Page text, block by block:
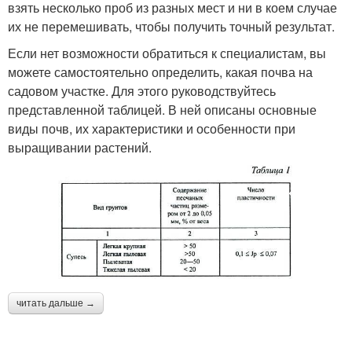
взять несколько проб из разных мест и ни в коем случае
их не перемешивать, чтобы получить точный результат.
Если нет возможности обратиться к специалистам, вы
можете самостоятельно определить, какая почва на
садовом участке. Для этого руководствуйтесь
представленной таблицей. В ней описаны основные
виды почв, их характеристики и особенности при
выращивании растений.
читать дальше →